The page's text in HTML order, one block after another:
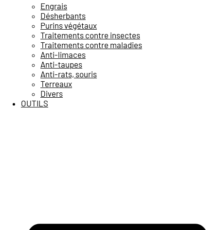
Engrais
Désherbants
Purins végétaux
Traitements contre insectes
Traitements contre maladies
Anti-limaces
Anti-taupes
Anti-rats, souris
Terreaux
Divers
OUTILS